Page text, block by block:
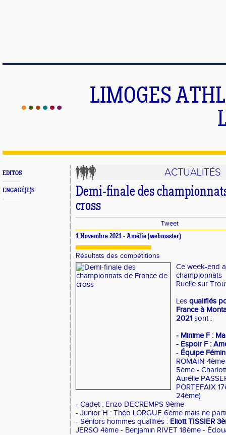
LIMOGES
EDITOS
ENGAGÉ(E)S
ACTUALITÉS
Demi-finale des
cross
Tweet
1 Novembre 2021 - Amélie (webmaster)
Résultats des compétitions
Ce week-end
Ruelle sur
Les qualifiés
France à
2021 sont :
- Minime F :
- Espoir F :
- Équipe
ROMAIN
5ème -
Aurélie
PORTEFAIX
24ème)
- Cadet : Enzo DECREMPS 9ème
- Junior H : Théo LORGUE 6ème mais ne
- Séniors hommes qualifiés : Eliott TISSIER
JERSO 4ème - Benjamin RIVET 18ème -